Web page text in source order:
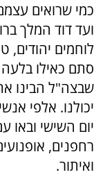
כמי שרואים
ועד דוד המלך
לוחמים יהודים,
סתם כאילו
שבצה"ל הבינו
יכולנו. אלפי
יום השישי ובאו
רחפנים,
ואיתור.